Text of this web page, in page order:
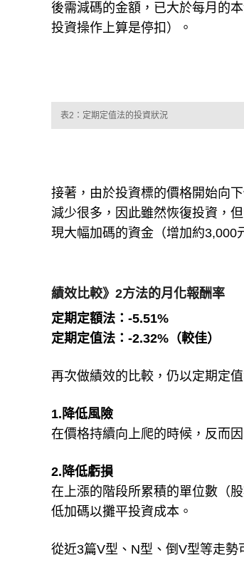
後需減碼的金額，已大於每月的
投資操作上算是停扣）。
表2：定期定值法的投資狀況
接著，由於投資標的價格開始向
減少很多，因此雖然恢復投資，
現大幅加碼的資金（增加約3,000
績效比較》2方法的月化報酬率
定期定額法：-5.51%
定期定值法：-2.32%（較佳）
再次做績效的比較，仍以定期定
1.降低風險
在價格持續向上爬的時候，反而
2.降低虧損
在上漲的階段所累積的單位數（
低加碼以攤平投資成本。
從近3篇V型、N型、倒V型等走勢